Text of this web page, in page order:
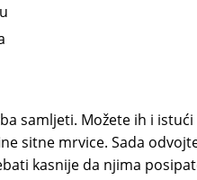
samljeti. Možete ih i
sitne mrvice. Sada
kasnije da njima